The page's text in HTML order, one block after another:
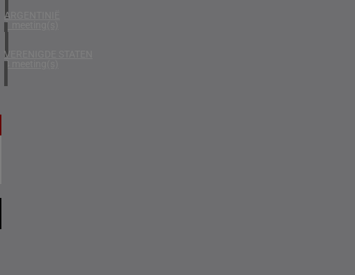
ARGENTINIË
1 meeting(s)
VERENIGDE STATEN
4 meeting(s)